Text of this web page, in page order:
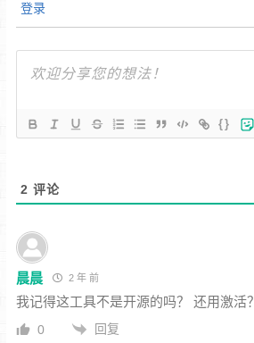
登录
{}
2 评论
晨晨 2 年 前
我记得这工具不是开源的吗？ 还用激活？
0 回复